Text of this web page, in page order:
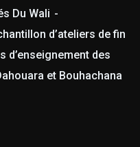
Du Wali
d’ateliers de fin
d’enseignement des
et Bouhachana